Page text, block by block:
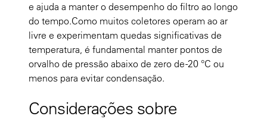
e ajuda a manter o desempenho do filtro ao longo
do tempo.Como muitos coletores operam ao ar
livre e experimentam quedas significativas de
temperatura, é fundamental manter pontos de
orvalho de pressão abaixo de zero de -20 °C ou
menos para evitar condensação.
Considerações sobre